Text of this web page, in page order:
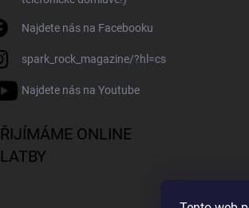
Najdete nás na Facebooku
spark_rock_magazine/?hl=cs
Najdete nás na Youtube
ONLINE